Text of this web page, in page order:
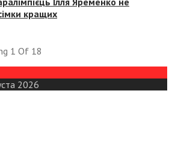
кращих
1 Of 18
2026